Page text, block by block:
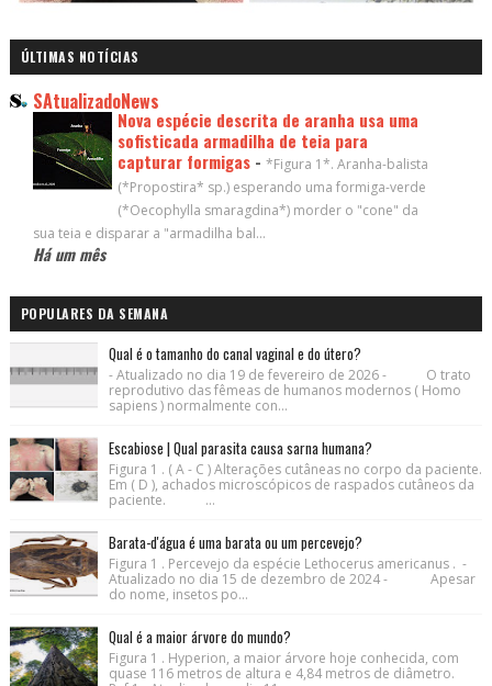
ÚLTIMAS NOTÍCIAS
SAtualizadoNews
Nova espécie descrita de aranha usa uma
sofisticada armadilha de teia para
capturar formigas - *Figura 1*. Aranha-balista
(*Propostira* sp.) esperando uma formiga-verde
(*Oecophylla smaragdina*) morder o "cone" da
sua teia e disparar a "armadilha bal...
Há um mês
POPULARES DA SEMANA
Qual é o tamanho do canal vaginal e do útero?
- Atualizado no dia 19 de fevereiro de 2026 - O trato
reprodutivo das fêmeas de humanos modernos ( Homo
sapiens ) normalmente con...
Escabiose | Qual parasita causa sarna humana?
Figura 1 . ( A - C ) Alterações cutâneas no corpo da paciente.
Em ( D ), achados microscópicos de raspados cutâneos da
paciente. ...
Barata-d'água é uma barata ou um percevejo?
Figura 1 . Percevejo da espécie Lethocerus americanus . -
Atualizado no dia 15 de dezembro de 2024 - Apesar
do nome, insetos po...
Qual é a maior árvore do mundo?
Figura 1 . Hyperion, a maior árvore hoje conhecida, com
quase 116 metros de altura e 4,84 metros de diâmetro.